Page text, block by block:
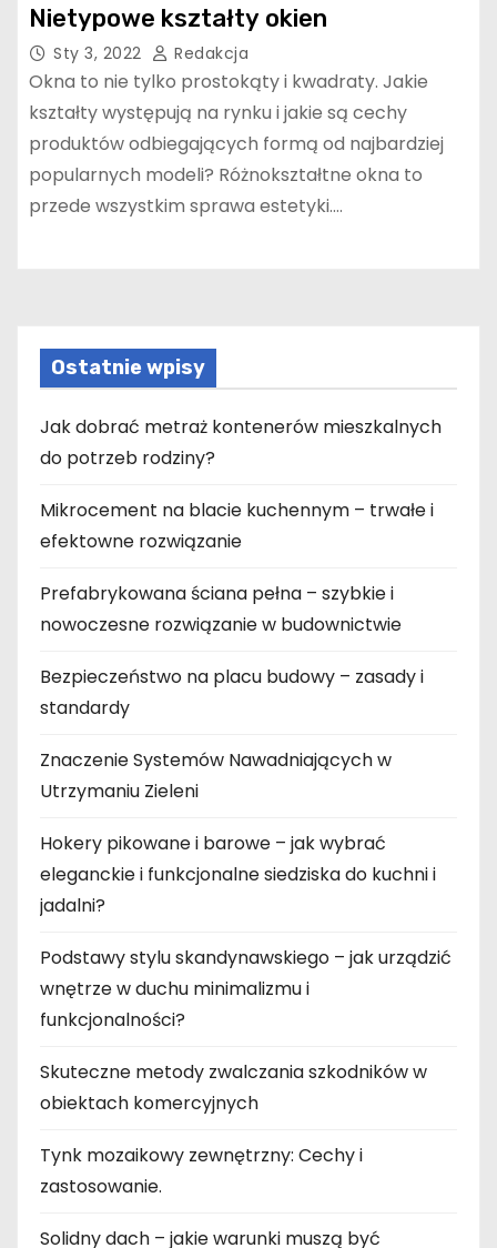
Nietypowe kształty okien
Sty 3, 2022 Redakcja
Okna to nie tylko prostokąty i kwadraty. Jakie
kształty występują na rynku i jakie są cechy
produktów odbiegających formą od najbardziej
popularnych modeli? Różnokształtne okna to
przede wszystkim sprawa estetyki.…
Ostatnie wpisy
Jak dobrać metraż kontenerów mieszkalnych
do potrzeb rodziny?
Mikrocement na blacie kuchennym – trwałe i
efektowne rozwiązanie
Prefabrykowana ściana pełna – szybkie i
nowoczesne rozwiązanie w budownictwie
Bezpieczeństwo na placu budowy – zasady i
standardy
Znaczenie Systemów Nawadniających w
Utrzymaniu Zieleni
Hokery pikowane i barowe – jak wybrać
eleganckie i funkcjonalne siedziska do kuchni i
jadalni?
Podstawy stylu skandynawskiego – jak urządzić
wnętrze w duchu minimalizmu i
funkcjonalności?
Skuteczne metody zwalczania szkodników w
obiektach komercyjnych
Tynk mozaikowy zewnętrzny: Cechy i
zastosowanie.
Solidny dach – jakie warunki muszą być